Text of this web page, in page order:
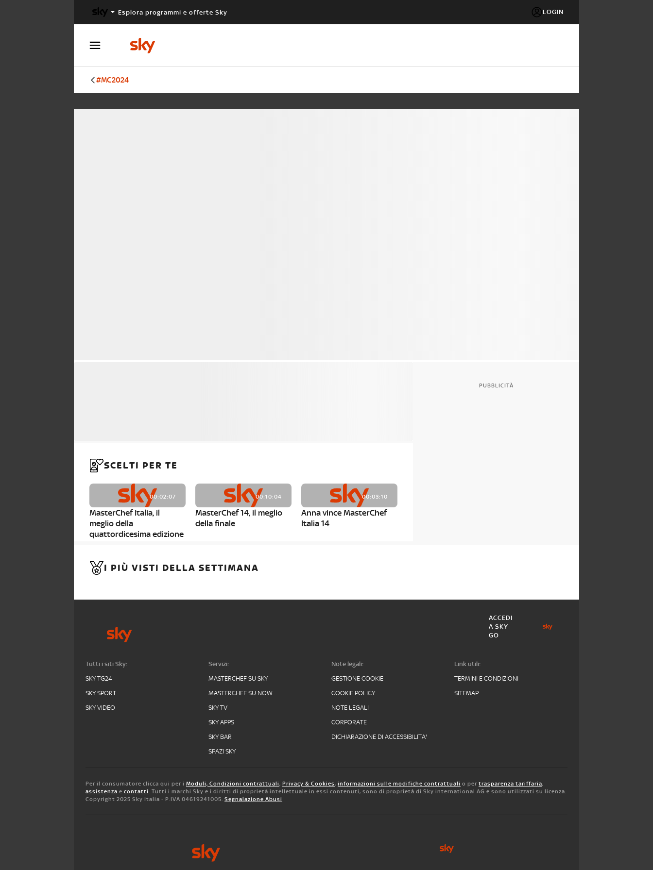
Esplora programmi e offerte Sky LOGIN
#MC2024
SCELTI PER TE
00:02:07
MasterChef Italia, il
meglio della
quattordicesima edizione
00:10:04
MasterChef 14, il meglio
della finale
00:03:10
Anna vince MasterChef
Italia 14
PUBBLICITÀ
I PIÙ VISTI DELLA SETTIMANA
ACCEDI
A SKY
GO
Tutti i siti Sky:
SKY TG24
SKY SPORT
SKY VIDEO
Servizi:
MASTERCHEF SU SKY
MASTERCHEF SU NOW
SKY TV
SKY APPS
SKY BAR
SPAZI SKY
Note legali:
GESTIONE COOKIE
COOKIE POLICY
NOTE LEGALI
CORPORATE
DICHIARAZIONE DI ACCESSIBILITA'
Link utili:
TERMINI E CONDIZIONI
SITEMAP
Per il consumatore clicca qui per i Moduli, Condizioni contrattuali, Privacy & Cookies, informazioni sulle modifiche contrattuali o per trasparenza tariffaria,
assistenza e contatti. Tutti i marchi Sky e i diritti di proprietà intellettuale in essi contenuti, sono di proprietà di Sky international AG e sono utilizzati su licenza.
Copyright 2025 Sky Italia - P.IVA 04619241005. Segnalazione Abusi